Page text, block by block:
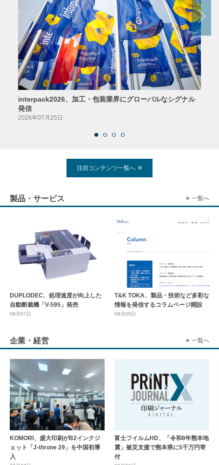
interpack2026、加工・包装業界にグローバルなシグナル
発信
2026年07月25日
注目コンテンツ一覧へ
製品・サービス 一覧へ
DUPLODEC、処理速度が向上した
自動断裁機「V-595」発売
08月07日
T&K TOKA、製品・技術など多彩な
情報を発信するコラムページ開設
08月05日
企業・経営 一覧へ
KOMORI、盛大印刷がB2インクジ
ェット「J-throne 29」を中国初導
入
富士フイルムHD、「令和8年熊本地
震」被災支援で熊本県に5千万円寄
付